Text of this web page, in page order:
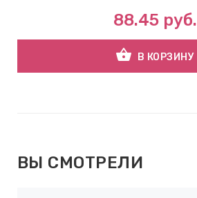
88.45 руб.
shopping_basket В КОРЗИНУ
ВЫ СМОТРЕЛИ